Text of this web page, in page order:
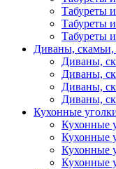
Табуреты
Табуреты
Табуреты
Диваны, скамьи,
Диваны,
Диваны,
Диваны,
Диваны,
Кухонные
Кухонные
Кухонные
Кухонные
Кухонные